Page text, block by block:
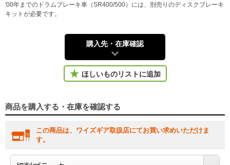
'00年までのドラムブレーキ車（SR400/500）には、別売りのディスクブレーキ
キットが必要です。
購入先・在庫確認
ほしいものリストに追加
商品を購入する・在庫を確認する
この商品は、ワイズギア取扱店にてお買い求めいただけま
す。